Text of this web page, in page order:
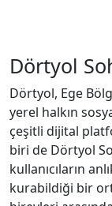
Dörtyol
Dörtyol, Ege
yerel halkın
çeşitli dijital
biri de Dörtyol
kullanıcıların
kurabildiği bir